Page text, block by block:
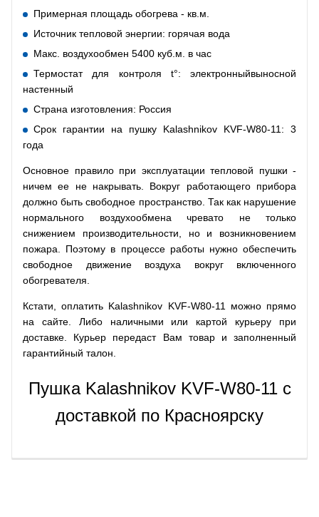
Примерная площадь обогрева - кв.м.
Источник тепловой энергии: горячая вода
Макс. воздухообмен 5400 куб.м. в час
Термостат для контроля t°: электронныйвыносной
настенный
Страна изготовления: Россия
Срок гарантии на пушку Kalashnikov KVF-W80-11: 3
года
Основное правило при эксплуатации тепловой пушки -
ничем ее не накрывать. Вокруг работающего прибора
должно быть свободное пространство. Так как нарушение
нормального воздухообмена чревато не только
снижением производительности, но и возникновением
пожара. Поэтому в процессе работы нужно обеспечить
свободное движение воздуха вокруг включенного
обогревателя.
Кстати, оплатить Kalashnikov KVF-W80-11 можно прямо
на сайте. Либо наличными или картой курьеру при
доставке. Курьер передаст Вам товар и заполненный
гарантийный талон.
Пушка Kalashnikov KVF-W80-11 с
доставкой по Красноярску